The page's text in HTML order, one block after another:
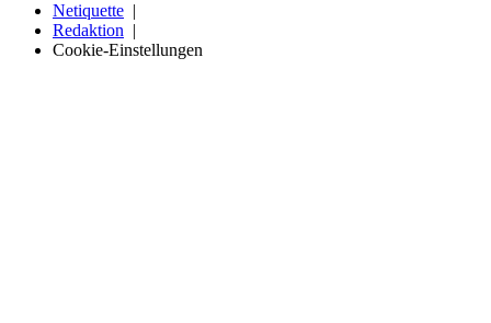
Netiquette
Redaktion
Cookie-Einstellungen